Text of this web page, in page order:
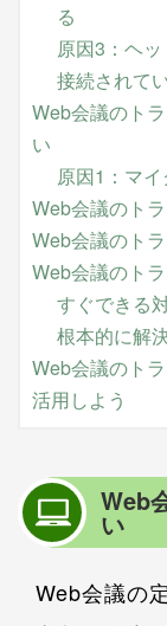
る
原因3：ヘ
接続されて
Web会議のト
い
原因1：マ
Web会議のト
Web会議のト
Web会議のト
すぐできる
根本的に解
Web会議のト
活用しよう
Web
い
Web会議の